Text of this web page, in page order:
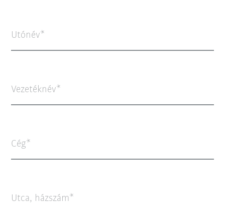
Utónév
Vezetéknév
Cég
Utca, házszám